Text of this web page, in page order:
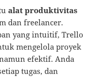
alat produktivitas
dan freelancer.
yang intuitif, Trello
mengelola proyek
efektif. Anda
tugas, dan